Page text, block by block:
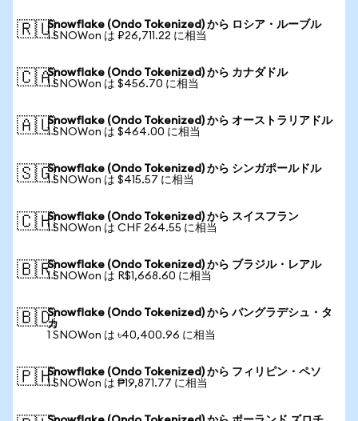
🇷🇺Snowflake (Ondo Tokenized) から ロシア・ルーブル
1 SNOWon は ₽26,711.22 に相当
🇨🇦Snowflake (Ondo Tokenized) から カナダドル
1 SNOWon は $456.70 に相当
🇦🇺Snowflake (Ondo Tokenized) から オーストラリアドル
1 SNOWon は $464.00 に相当
🇸🇬Snowflake (Ondo Tokenized) から シンガポールドル
1 SNOWon は $415.57 に相当
🇨🇭Snowflake (Ondo Tokenized) から スイスフラン
1 SNOWon は CHF 264.55 に相当
🇧🇷Snowflake (Ondo Tokenized) から ブラジル・レアル
1 SNOWon は R$1,668.60 に相当
🇧🇩Snowflake (Ondo Tokenized) から バングラデシュ・タ
カ
1 SNOWon は ৳40,400.96 に相当
🇵🇭Snowflake (Ondo Tokenized) から フィリピン・ペソ
1 SNOWon は ₱19,871.77 に相当